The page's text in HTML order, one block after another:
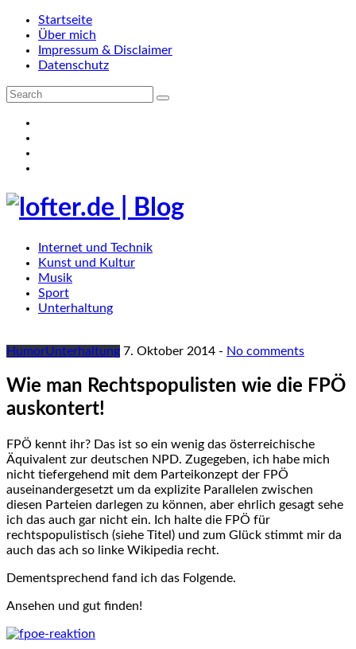
Startseite
Über mich
Impressum & Disclaimer
Datenschutz
Internet und Technik
Kunst und Kultur
Musik
Sport
Unterhaltung
HumorUnterhaltung 7. Oktober 2014 - No comments
Wie man Rechtspopulisten wie die FPÖ
auskontert!
FPÖ kennt ihr? Das ist so ein wenig das österreichische
Äquivalent zur deutschen NPD. Zugegeben, ich habe mich
nicht tiefergehend mit dem Parteikonzept der FPÖ
auseinandergesetzt um da explizite Parallelen zwischen
diesen Parteien darlegen zu können, aber ehrlich gesagt sehe
ich das auch gar nicht ein. Ich halte die FPÖ für
rechtspopulistisch (siehe Titel) und zum Glück stimmt mir da
auch das ach so linke Wikipedia recht.
Dementsprechend fand ich das Folgende.
Ansehen und gut finden!